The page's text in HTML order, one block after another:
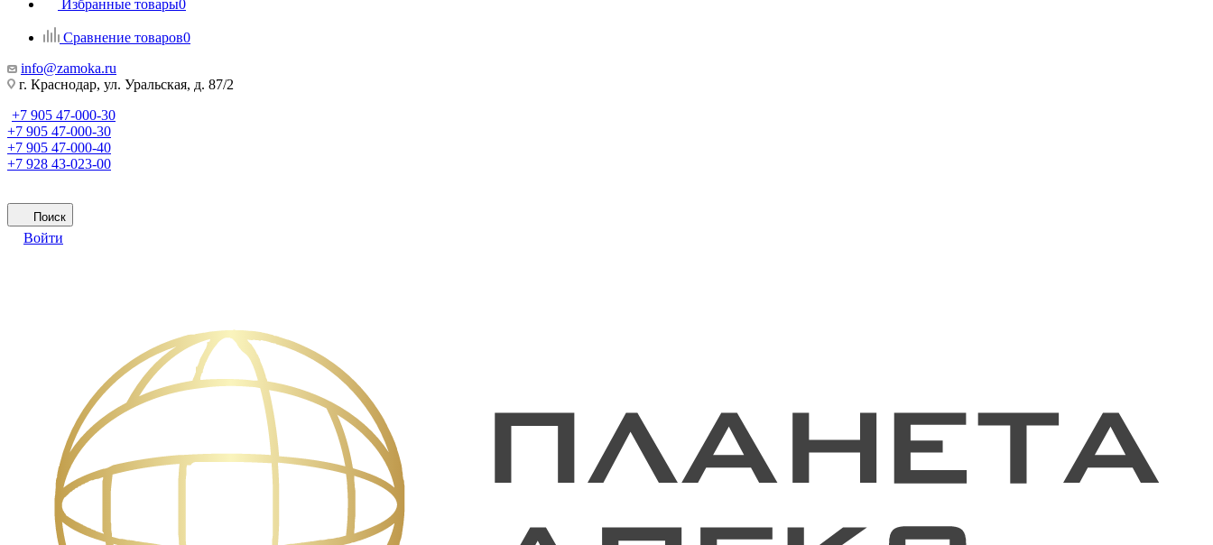
Избранные товары0
Сравнение товаров0
info@zamoka.ru
г. Краснодар, ул. Уральская, д. 87/2
+7 905 47-000-30
+7 905 47-000-30
+7 905 47-000-40
+7 928 43-023-00
Поиск
Войти